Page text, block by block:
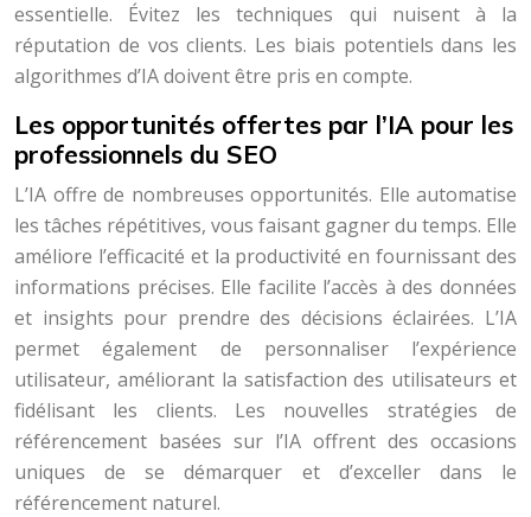
essentielle. Évitez les techniques qui nuisent à la
réputation de vos clients. Les biais potentiels dans les
algorithmes d’IA doivent être pris en compte.
Les opportunités offertes par l’IA pour les
professionnels du SEO
L’IA offre de nombreuses opportunités. Elle automatise
les tâches répétitives, vous faisant gagner du temps. Elle
améliore l’efficacité et la productivité en fournissant des
informations précises. Elle facilite l’accès à des données
et insights pour prendre des décisions éclairées. L’IA
permet également de personnaliser l’expérience
utilisateur, améliorant la satisfaction des utilisateurs et
fidélisant les clients. Les nouvelles stratégies de
référencement basées sur l’IA offrent des occasions
uniques de se démarquer et d’exceller dans le
référencement naturel.